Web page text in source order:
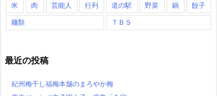
米 肉 芸能人 行列 道の駅 野菜 鍋 餃子
麺類 ＴＢＳ
最近の投稿
紀州梅干し福梅本舗のまろやか梅